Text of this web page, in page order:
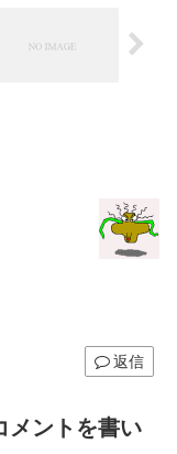
返信
メントを書い